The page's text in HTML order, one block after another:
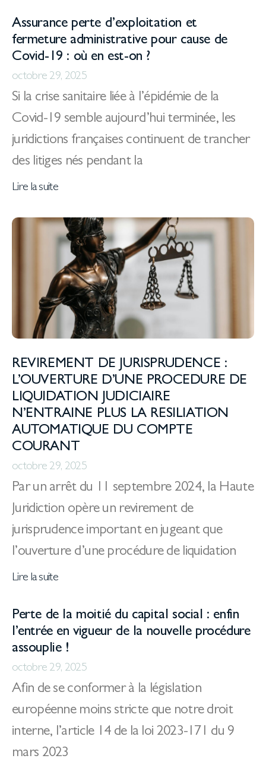
Assurance perte d’exploitation et
fermeture administrative pour cause de
Covid-19 : où en est-on ?
octobre 29, 2025
Si la crise sanitaire liée à l’épidémie de la
Covid-19 semble aujourd’hui terminée, les
juridictions françaises continuent de trancher
des litiges nés pendant la
Lire la suite
REVIREMENT DE JURISPRUDENCE :
L’OUVERTURE D’UNE PROCEDURE DE
LIQUIDATION JUDICIAIRE
N’ENTRAINE PLUS LA RESILIATION
AUTOMATIQUE DU COMPTE
COURANT
octobre 29, 2025
Par un arrêt du 11 septembre 2024, la Haute
Juridiction opère un revirement de
jurisprudence important en jugeant que
l’ouverture d’une procédure de liquidation
Lire la suite
Perte de la moitié du capital social : enfin
l’entrée en vigueur de la nouvelle procédure
assouplie !
octobre 29, 2025
Afin de se conformer à la législation
européenne moins stricte que notre droit
interne, l’article 14 de la loi 2023-171 du 9
mars 2023